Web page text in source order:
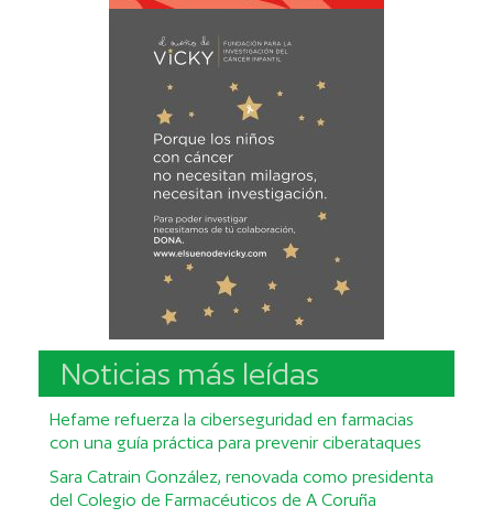
Noticias más leídas
Hefame refuerza la ciberseguridad en farmacias
con una guía práctica para prevenir ciberataques
Sara Catrain González, renovada como presidenta
del Colegio de Farmacéuticos de A Coruña